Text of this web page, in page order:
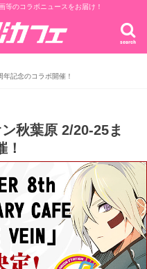
等のコラボニュースをお届け！
search
記念のコラボ開催！
秋葉原 2/20-25ま